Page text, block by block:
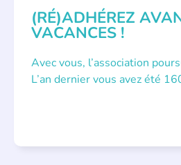
(RÉ)ADHÉREZ
VACANCES !
Avec vous, l’association
L’an dernier vous avez été